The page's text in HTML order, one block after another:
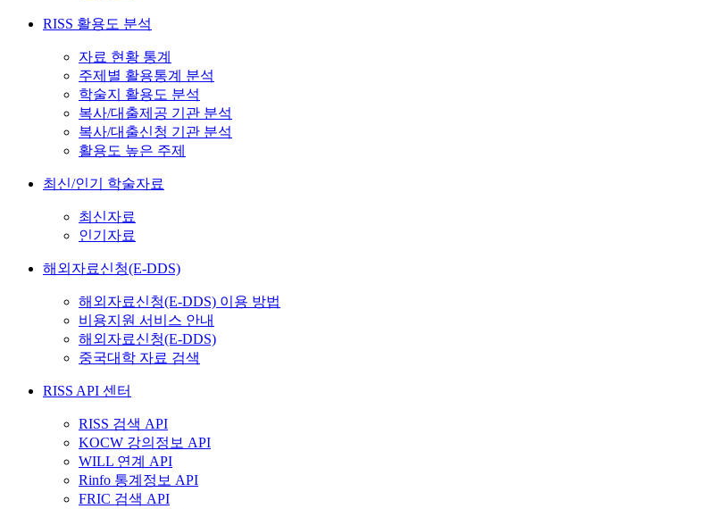
RISS 활용도 분석
자료 현황 통계
주제별 활용통계 분석
학술지 활용도 분석
복사/대출제공 기관 분석
복사/대출신청 기관 분석
활용도 높은 주제
최신/인기 학술자료
최신자료
인기자료
해외자료신청(E-DDS)
해외자료신청(E-DDS) 이용 방법
비용지원 서비스 안내
해외자료신청(E-DDS)
중국대학 자료 검색
RISS API 센터
RISS 검색 API
KOCW 강의정보 API
WILL 연계 API
Rinfo 통계정보 API
FRIC 검색 API